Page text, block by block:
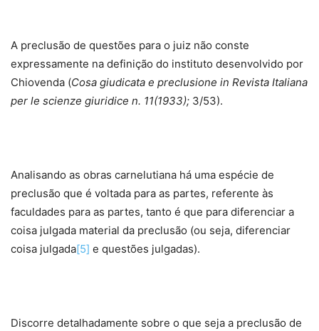
A preclusão de questões para o juiz não conste
expressamente na definição do instituto desenvolvido por
Chiovenda (Cosa giudicata e preclusione in Revista Italiana
per le scienze giuridice n. 11(1933); 3/53).
Analisando as obras carnelutiana há uma espécie de
preclusão que é voltada para as partes, referente às
faculdades para as partes, tanto é que para diferenciar a
coisa julgada material da preclusão (ou seja, diferenciar
coisa julgada[5] e questões julgadas).
Discorre detalhadamente sobre o que seja a preclusão de